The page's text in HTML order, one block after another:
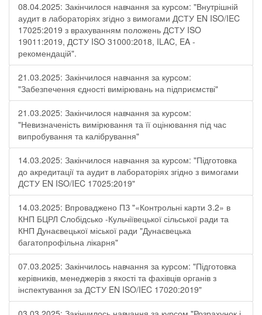
08.04.2025: Закінчилося навчання за курсом: "Внутрішній
аудит в лабораторіях згідно з вимогами ДСТУ EN ISO/IEC
17025:2019 з врахуванням положень ДСТУ ISO
19011:2019, ДСТУ ISO 31000:2018, ILAC, EA -
рекомендацій".
21.03.2025: Закінчилося навчання за курсом:
"Забезпечення єдності вимірювань на підприємстві"
21.03.2025: Закінчилося навчання за курсом:
"Невизначеність вимірювання та її оцінювання під час
випробування та калібрування"
14.03.2025: Закінчилося навчання за курсом: "Підготовка
до акредитації та аудит в лабораторіях згідно з вимогами
ДСТУ EN ISO/IEC 17025:2019"
14.03.2025: Впроваджено ПЗ "«Контрольні карти 3.2» в
КНП БЦРЛ Слобідсько -Кульчіївецької сільської ради та
КНП Дунаєвецької міської ради "Дунаєвецька
багатопрофільна лікарня"
07.03.2025: Закінчилось навчання за курсом: "Підготовка
керівників, менеджерів з якості та фахівців органів з
інспектування за ДСТУ EN ISO/IEC 17020:2019"